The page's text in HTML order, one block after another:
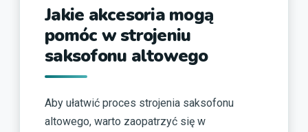
Jakie akcesoria mogą
pomóc w strojeniu
saksofonu altowego
Aby ułatwić proces strojenia saksofonu
altowego, warto zaopatrzyć się w